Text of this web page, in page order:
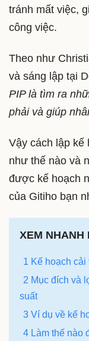
tránh mất việc,
công việc.
Theo như
và sáng lập tại
PIP là tìm ra
phải và giúp
Vậy cách lập kế
như thế nào và
được kế hoạch
của Gitiho bạn
XEM NHANH
1 Kế hoạch
2 Mục đích và
suất
3 Ví dụ về kế
4 Làm thế nào